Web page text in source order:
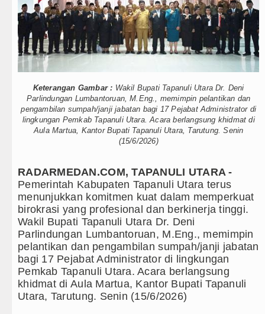
TIPS dan TRIK
+ Lainnya
Video
Kuliner
Siraman Rohani
LGB Minus T dan Q Sebagai Orientasi Seksual
Danrem 011 Lilawangsa Brigjen TNI Ali Imran
Aceh
Era Baru Pengobatan Pasien Kanker Paru di
Rico Waas Nonaktifkan Lurah AUR, Tegaskan
Sebut LSL Pengidap HIV/AIDS di Jawa Barat
Arsenal Dibungkam Real Betis pada Laga
Chelsea Tumbang Ditekuk Juventus pada Laga
AC Milan Hanya Bermain Imbang dengan Inter
Bayern Munich vs Aston Villa Laga
Komisi D DPRDSU Ikut Gubsu Bobby Nasution
LGB Minus T dan Q Sebagai Orientasi Seksual
Danrem 011 Lilawangsa Brigjen TNI Ali Imran
Keterangan Gambar : Wakil Bupati Tapanuli Utara Dr. Deni
Parlindungan Lumbantoruan, M.Eng., memimpin pelantikan dan
pengambilan sumpah/janji jabatan bagi 17 Pejabat Administrator di
lingkungan Pemkab Tapanuli Utara. Acara berlangsung khidmat di
Aula Martua, Kantor Bupati Tapanuli Utara, Tarutung. Senin
(15/6/2026)
RADARMEDAN.COM, TAPANULI UTARA -
Pemerintah Kabupaten Tapanuli Utara terus
menunjukkan komitmen kuat dalam memperkuat
birokrasi yang profesional dan berkinerja tinggi.
Wakil Bupati Tapanuli Utara Dr. Deni
Parlindungan Lumbantoruan, M.Eng., memimpin
pelantikan dan pengambilan sumpah/janji jabatan
bagi 17 Pejabat Administrator di lingkungan
Pemkab Tapanuli Utara. Acara berlangsung
khidmat di Aula Martua, Kantor Bupati Tapanuli
Utara, Tarutung. Senin (15/6/2026)